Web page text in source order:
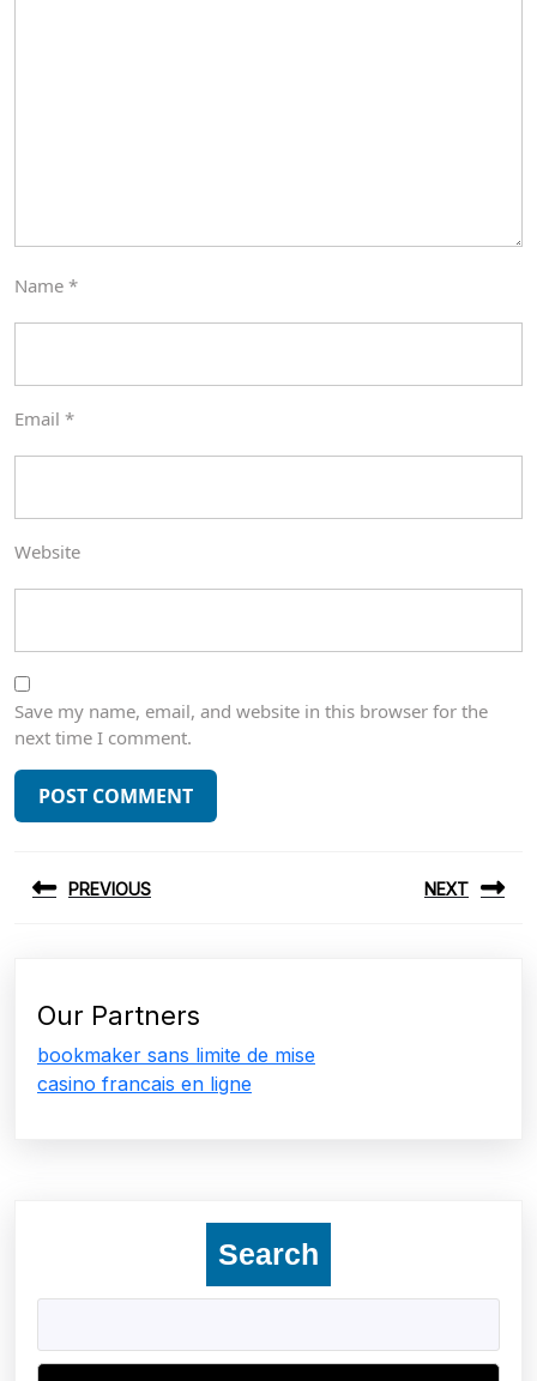
Name *
Email *
Website
Save my name, email, and website in this browser for the
next time I comment.
navigation
PREVIOUS NEXT
Our Partners
bookmaker sans limite de mise
casino francais en ligne
Search